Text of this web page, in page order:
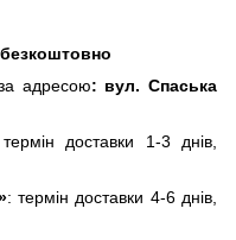
безкоштовно
адресою: вул. Спаська
доставки 1-3 днів,
: термін доставки 4-6 днів,